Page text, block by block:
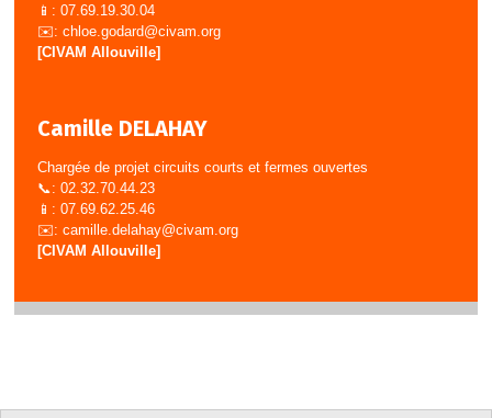
📱: 07.69.19.30.04
✉️: chloe.godard@civam.org
[CIVAM Allouville]
Camille DELAHAY
Chargée de projet circuits courts et fermes ouvertes
📞: 02.32.70.44.23
📱: 07.69.62.25.46
✉️: camille.delahay@civam.org
[CIVAM Allouville]